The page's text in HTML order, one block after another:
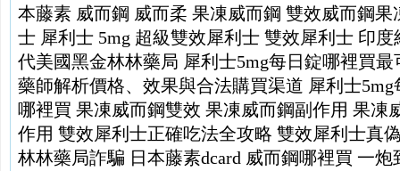
本藤素 威而鋼 威而柔 果凍威而鋼 雙效威而鋼果
士 犀利士 5mg 超級雙效犀利士 雙效犀利士 印度
代美國黑金林林藥局 犀利士5mg每日錠哪裡買
藥師解析價格、效果與合法購買渠道 犀利士
哪裡買 果凍威而鋼雙效 果凍威而鋼副作用 果凍
作用 雙效犀利士正確吃法全攻略 雙效犀利士真
林林藥局詐騙 日本藤素dcard 威而鋼哪裡買 一炮